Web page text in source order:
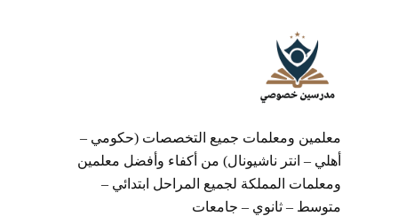
معلمين ومعلمات جميع التخصصات (حكومي –
أهلي – انتر ناشيونال) من أكفاء وأفضل معلمين
ومعلمات المملكة لجميع المراحل ابتدائي –
متوسط – ثانوي – جامعات